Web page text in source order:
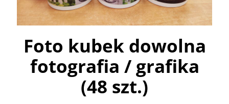
Foto kubek dowolna
fotografia / grafika
(48 szt.)